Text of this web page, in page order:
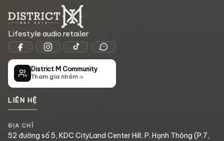
Lifestyle audio retailer
District M Community
Tham gia nhóm
LIÊN HỆ
ĐỊA CHỈ
52 đường số 5, KDC CityLand Center Hill, P. Hạnh Thông (P.7,